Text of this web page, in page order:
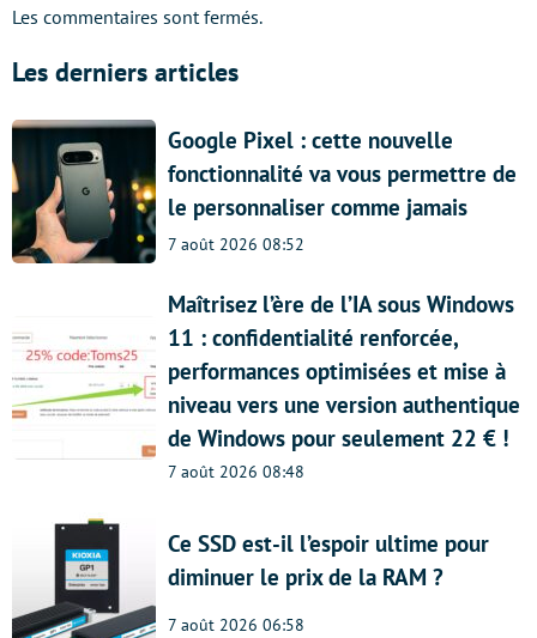
Les commentaires sont fermés.
Les derniers articles
Google Pixel : cette nouvelle
fonctionnalité va vous permettre de
le personnaliser comme jamais
7 août 2026 08:52
Maîtrisez l’ère de l’IA sous Windows
11 : confidentialité renforcée,
performances optimisées et mise à
niveau vers une version authentique
de Windows pour seulement 22 € !
7 août 2026 08:48
Ce SSD est-il l’espoir ultime pour
diminuer le prix de la RAM ?
7 août 2026 06:58